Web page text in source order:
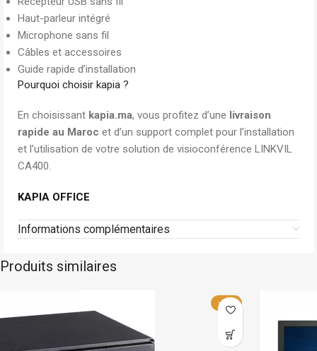
Haut-parleur intégré
Microphone sans fil
Câbles et accessoires
Guide rapide d’installation
Pourquoi choisir kapia ?
En choisissant kapia.ma, vous profitez d’une livraison
rapide au Maroc et d’un support complet pour l’installation
et l’utilisation de votre solution de visioconférence LINKVIL
CA400.
KAPIA OFFICE
Informations complémentaires
Produits similaires
Dell